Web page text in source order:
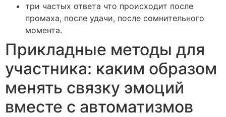
три частых ответа что происходит после
промаха, после удачи, после сомнительного
момента.
Прикладные методы для
участника: каким образом
менять связку эмоций
вместе с автоматизмов